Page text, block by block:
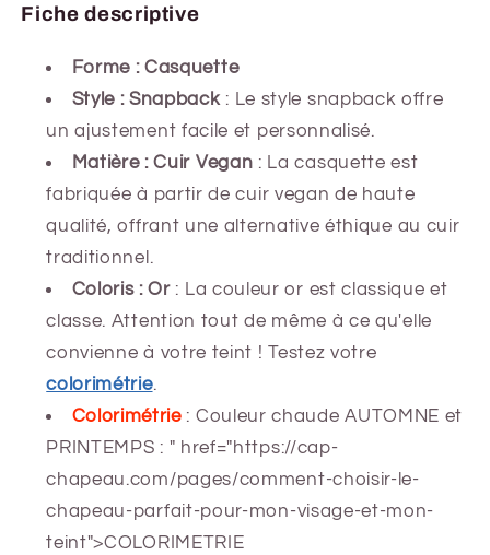
Fiche descriptive
Forme : Casquette
Style : Snapback : Le style snapback offre
un ajustement facile et personnalisé.
Matière : Cuir Vegan : La casquette est
fabriquée à partir de cuir vegan de haute
qualité, offrant une alternative éthique au cuir
traditionnel.
Coloris : Or : La couleur or est classique et
classe. Attention tout de même à ce qu'elle
convienne à votre teint ! Testez votre
colorimétrie.
Colorimétrie: Couleur chaude AUTOMNE et
PRINTEMPS : " href="https://cap-
chapeau.com/pages/comment-choisir-le-
chapeau-parfait-pour-mon-visage-et-mon-
teint">COLORIMETRIE